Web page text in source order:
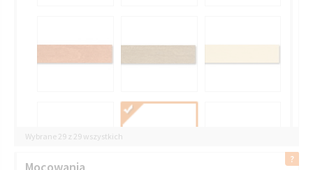
Wybrane 29 z 29 wszystkich